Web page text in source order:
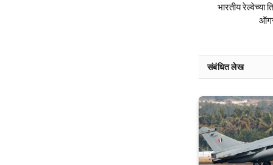
भारतीय रेल्वेच्या
संबंधित लेख